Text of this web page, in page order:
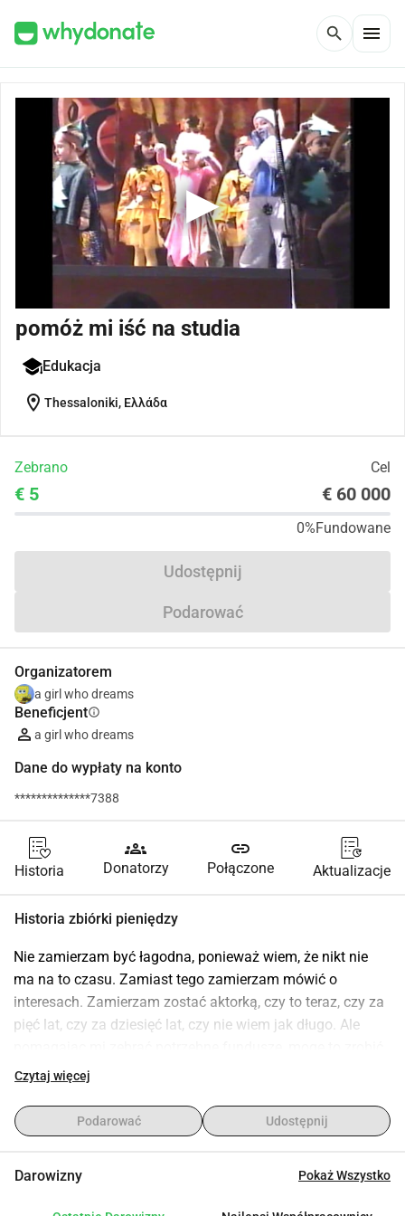
search menu
pomóż mi iść na studia
Edukacja
location_on Thessaloniki, Ελλάδα
Zebrano Cel
€ 5 € 60 000
0%Fundowane
Udostępnij
Podarować
Organizatorem
a girl who dreams
Beneficjentinfo
a girl who dreams
Dane do wypłaty na konto
**************7388
Historia
groups
Donatorzy
link
Połączone Aktualizacje
Historia zbiórki pieniędzy
Nie zamierzam być łagodna, ponieważ wiem, że nikt nie
ma na to czasu. Zamiast tego zamierzam mówić o
interesach. Zamierzam zostać aktorką, czy to teraz, czy za
pięć lat, czy za dziesięć lat, czy nie wiem jak długo. Ale
teraz, gdy nadszedł mój czas, teraz, gdy zostałam przyjęta
miało szczęście tyle utalentowanych aktorów.
Tak, zostałam przyjęta, ale niestety rząd amerykański musi
studiować w Akademii, ale także mieszkać tam przez czas
Czytaj więcej
Podarować Udostępnij
Darowizny Pokaż Wszystko